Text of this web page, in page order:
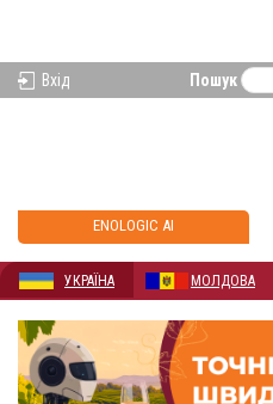
Вхід Пошук
ENOLOGIC AI
УКРАЇНА МОЛДОВА